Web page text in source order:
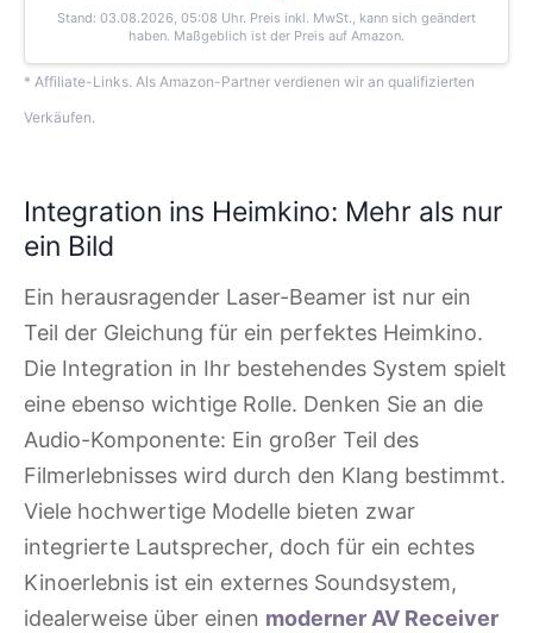
Stand: 03.08.2026, 05:08 Uhr. Preis inkl. MwSt., kann sich geändert
haben. Maßgeblich ist der Preis auf Amazon.
* Affiliate-Links. Als Amazon-Partner verdienen wir an qualifizierten
Verkäufen.
Integration ins Heimkino: Mehr als nur
ein Bild
Ein herausragender Laser-Beamer ist nur ein
Teil der Gleichung für ein perfektes Heimkino.
Die Integration in Ihr bestehendes System spielt
eine ebenso wichtige Rolle. Denken Sie an die
Audio-Komponente: Ein großer Teil des
Filmerlebnisses wird durch den Klang bestimmt.
Viele hochwertige Modelle bieten zwar
integrierte Lautsprecher, doch für ein echtes
Kinoerlebnis ist ein externes Soundsystem,
idealerweise über einen moderner AV Receiver